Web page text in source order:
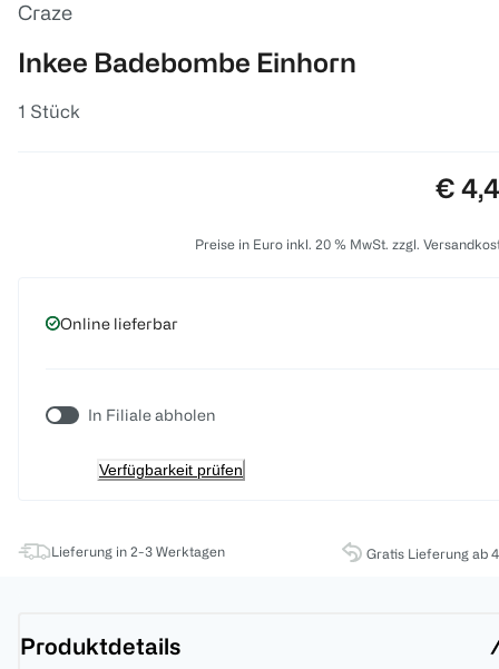
Craze
Inkee Badebombe Einhorn
1 Stück
€
Preise in Euro inkl. 20 % MwSt. zzgl.
Online lieferbar
In Filiale abholen
Verfügbarkeit prüfen
Lieferung in 2-3 Werktagen Gratis Lieferung ab
Produktdetails